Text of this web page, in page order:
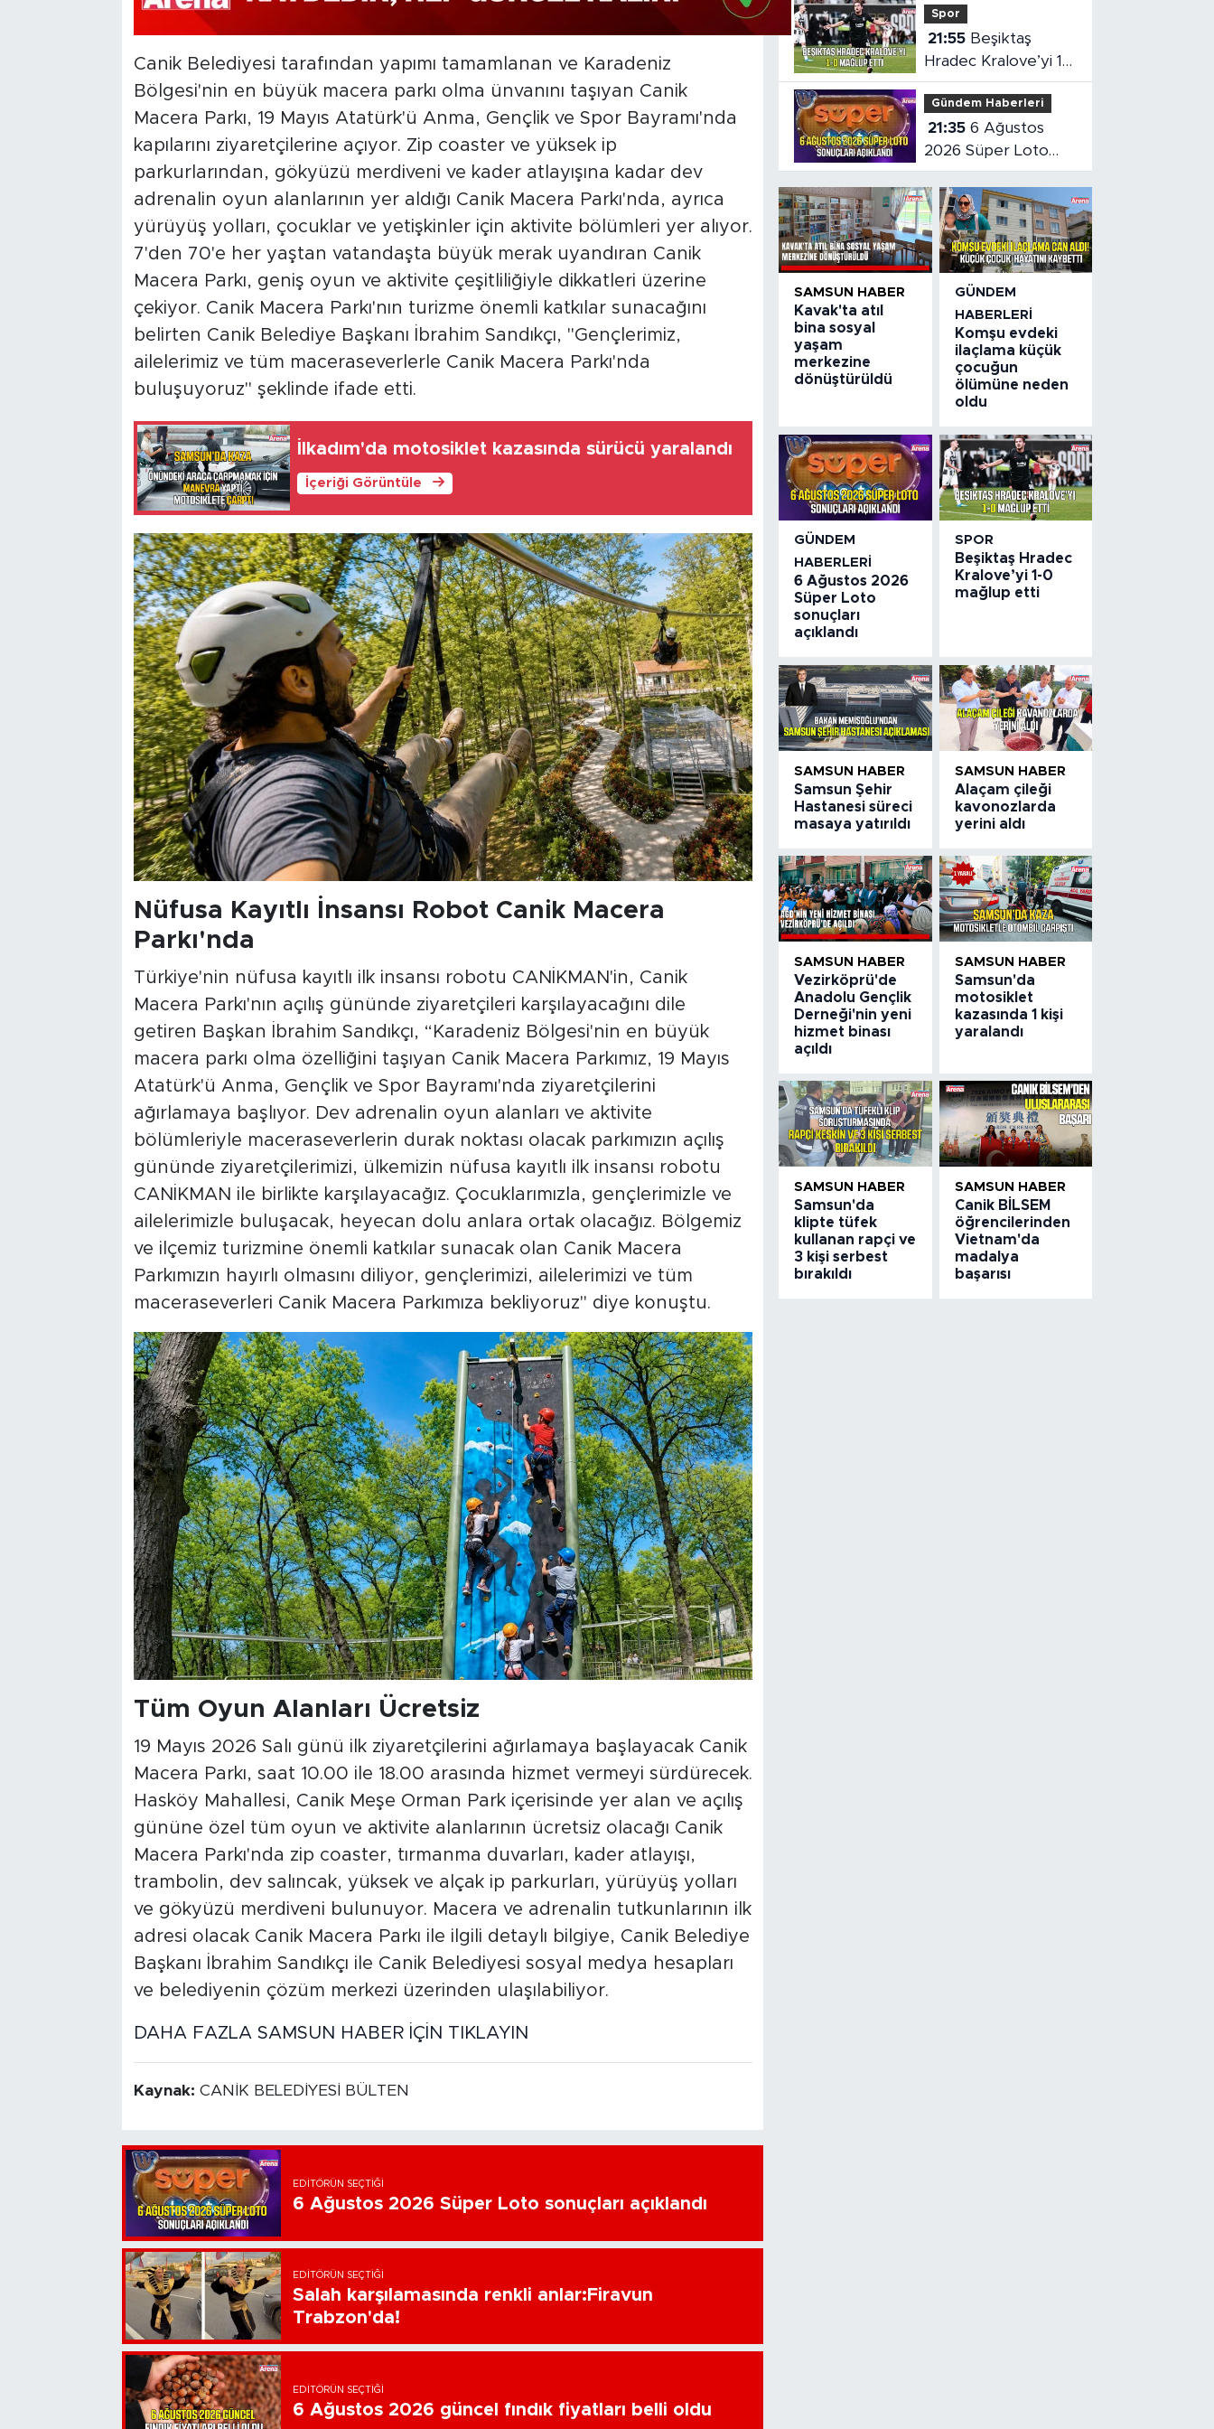
Canik Belediyesi tarafından yapımı tamamlanan ve Karadeniz
Bölgesi'nin en büyük macera parkı olma ünvanını taşıyan Canik
Macera Parkı, 19 Mayıs Atatürk'ü Anma, Gençlik ve Spor Bayramı'nda
kapılarını ziyaretçilerine açıyor. Zip coaster ve yüksek ip
parkurlarından, gökyüzü merdiveni ve kader atlayışına kadar dev
adrenalin oyun alanlarının yer aldığı Canik Macera Parkı'nda, ayrıca
yürüyüş yolları, çocuklar ve yetişkinler için aktivite bölümleri yer alıyor.
7'den 70'e her yaştan vatandaşta büyük merak uyandıran Canik
Macera Parkı, geniş oyun ve aktivite çeşitliliğiyle dikkatleri üzerine
çekiyor. Canik Macera Parkı'nın turizme önemli katkılar sunacağını
belirten Canik Belediye Başkanı İbrahim Sandıkçı, "Gençlerimiz,
ailelerimiz ve tüm maceraseverlerle Canik Macera Parkı'nda
buluşuyoruz" şeklinde ifade etti.
İlkadım'da motosiklet kazasında sürücü yaralandı
İçeriği Görüntüle
Nüfusa Kayıtlı İnsansı Robot Canik Macera
Parkı'nda
Türkiye'nin nüfusa kayıtlı ilk insansı robotu CANİKMAN'in, Canik
Macera Parkı'nın açılış gününde ziyaretçileri karşılayacağını dile
getiren Başkan İbrahim Sandıkçı, “Karadeniz Bölgesi'nin en büyük
macera parkı olma özelliğini taşıyan Canik Macera Parkımız, 19 Mayıs
Atatürk'ü Anma, Gençlik ve Spor Bayramı'nda ziyaretçilerini
ağırlamaya başlıyor. Dev adrenalin oyun alanları ve aktivite
bölümleriyle maceraseverlerin durak noktası olacak parkımızın açılış
gününde ziyaretçilerimizi, ülkemizin nüfusa kayıtlı ilk insansı robotu
CANİKMAN ile birlikte karşılayacağız. Çocuklarımızla, gençlerimizle ve
ailelerimizle buluşacak, heyecan dolu anlara ortak olacağız. Bölgemiz
ve ilçemiz turizmine önemli katkılar sunacak olan Canik Macera
Parkımızın hayırlı olmasını diliyor, gençlerimizi, ailelerimizi ve tüm
maceraseverleri Canik Macera Parkımıza bekliyoruz" diye konuştu.
Tüm Oyun Alanları Ücretsiz
19 Mayıs 2026 Salı günü ilk ziyaretçilerini ağırlamaya başlayacak Canik
Macera Parkı, saat 10.00 ile 18.00 arasında hizmet vermeyi sürdürecek.
Hasköy Mahallesi, Canik Meşe Orman Park içerisinde yer alan ve açılış
gününe özel tüm oyun ve aktivite alanlarının ücretsiz olacağı Canik
Macera Parkı'nda zip coaster, tırmanma duvarları, kader atlayışı,
trambolin, dev salıncak, yüksek ve alçak ip parkurları, yürüyüş yolları
ve gökyüzü merdiveni bulunuyor. Macera ve adrenalin tutkunlarının ilk
adresi olacak Canik Macera Parkı ile ilgili detaylı bilgiye, Canik Belediye
Başkanı İbrahim Sandıkçı ile Canik Belediyesi sosyal medya hesapları
ve belediyenin çözüm merkezi üzerinden ulaşılabiliyor.
DAHA FAZLA SAMSUN HABER İÇİN TIKLAYIN
Kaynak: CANİK BELEDİYESİ BÜLTEN
EDITÖRÜN SEÇTIĞI
6 Ağustos 2026 Süper Loto sonuçları açıklandı
EDITÖRÜN SEÇTIĞI
Salah karşılamasında renkli anlar:Firavun
Trabzon'da!
EDITÖRÜN SEÇTIĞI
6 Ağustos 2026 güncel fındık fiyatları belli oldu
ölümüne neden oldu
Spor
21:55
Hradec Kralove’yi 1-
0 mağlup etti
Gündem Haberleri
21:35 6 Ağustos
2026 Süper Loto
sonuçları açıklandı
SAMSUN HABER
Kavak'ta atıl
bina sosyal
yaşam
merkezine
dönüştürüldü
GÜNDEM
HABERLERI
Komşu evdeki
ilaçlama küçük
çocuğun
ölümüne neden
oldu
GÜNDEM
HABERLERI
6 Ağustos 2026
Süper Loto
sonuçları
açıklandı
SPOR
Beşiktaş Hradec
Kralove’yi 1-0
mağlup etti
SAMSUN HABER
Samsun Şehir
Hastanesi süreci
masaya yatırıldı
SAMSUN HABER
Alaçam çileği
kavonozlarda
yerini aldı
SAMSUN HABER
Vezirköprü'de
Anadolu Gençlik
Derneği'nin yeni
hizmet binası
açıldı
SAMSUN HABER
Samsun'da
motosiklet
kazasında 1 kişi
yaralandı
SAMSUN HABER
Samsun'da
klipte tüfek
kullanan rapçi ve
3 kişi serbest
bırakıldı
SAMSUN HABER
Canik BİLSEM
öğrencilerinden
Vietnam'da
madalya
başarısı